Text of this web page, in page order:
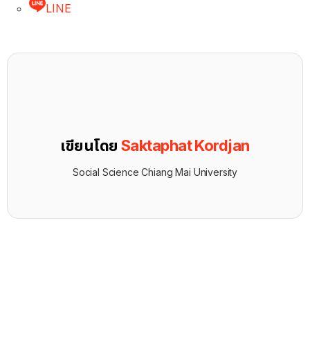
LINE
เขียนโดย Saktaphat Kordjan
Social Science Chiang Mai University